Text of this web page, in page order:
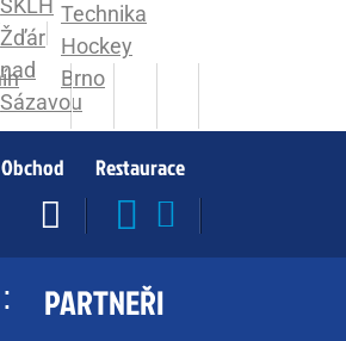
Obchod Restaurace
PARTNEŘI